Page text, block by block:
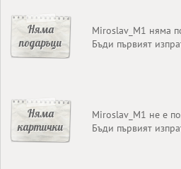
Няма
подаръци
Miroslav_M1 няма
Бъди първият
Няма
картички
Miroslav_M1 не е
Бъди първият